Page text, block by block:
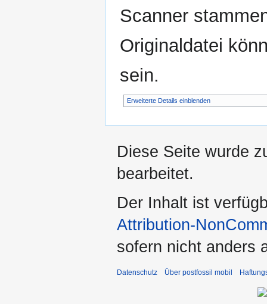
Scanner
Originaldatei
sein.
Erweiterte Details einblenden
Diese Seite wurde
bearbeitet.
Der Inhalt ist
Attribution-
sofern nicht anders
Datenschutz Über postfossil mobil